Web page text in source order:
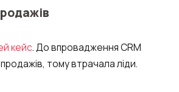
кейс. До впровадження CRM
тому втрачала ліди.